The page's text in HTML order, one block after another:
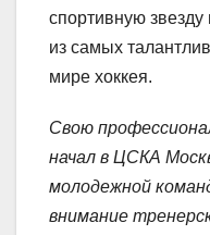
спортивную звезду
из самых
мире хоккея.
Свою
начал в ЦСКА
молодежной
внимание